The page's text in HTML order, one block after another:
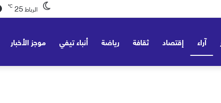
الرباط25
℃
آراء إقتصاد ثقافة رياضة أنباء تيفي موجز الأخبار